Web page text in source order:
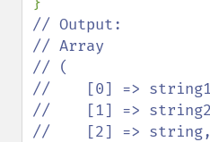
// Output:
// Array
// (
//    [0] => string1
//    [1] => string2
//    [2] =>